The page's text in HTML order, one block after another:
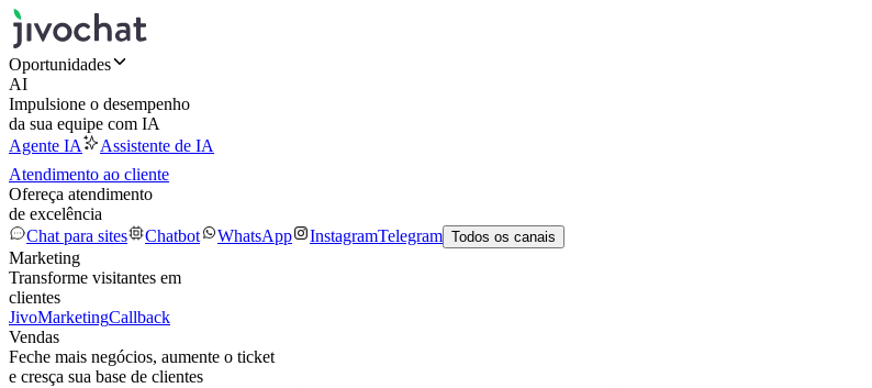
Oportunidades
AI
Impulsione o desempenho
da sua equipe com IA
Agente IA
Assistente de IA
Atendimento ao cliente
Ofereça atendimento
de excelência
Chat para sites
Chatbot WhatsApp InstagramTelegram Todos os canais
Marketing
Transforme visitantes em
clientes
JivoMarketingCallback
Vendas
Feche mais negócios, aumente o ticket
e cresça sua base de clientes